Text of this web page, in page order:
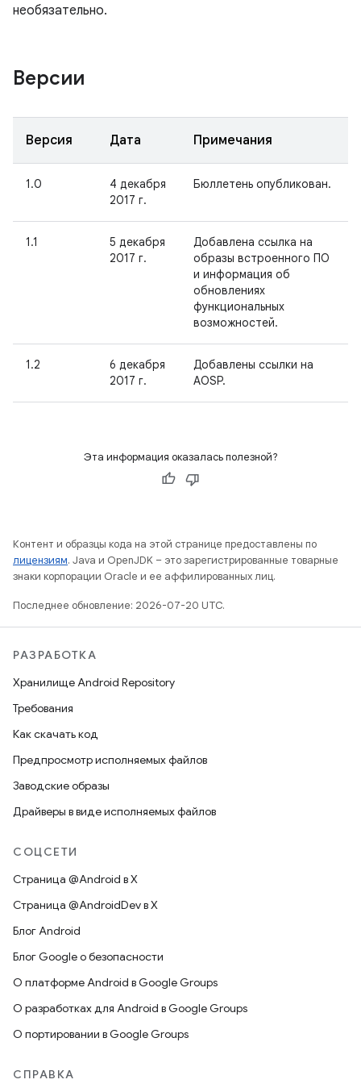
необязательно.
Версии
Версия Дата Примечания
1.0
4 декабря
2017 г.
Бюллетень опубликован.
1.1
5 декабря
2017 г.
Добавлена ссылка на
образы встроенного ПО
и информация об
обновлениях
функциональных
возможностей.
1.2
6 декабря
2017 г.
Добавлены ссылки на
AOSP.
Эта информация оказалась полезной?
Контент и образцы кода на этой странице предоставлены по
лицензиям. Java и OpenJDK – это зарегистрированные товарные
знаки корпорации Oracle и ее аффилированных лиц.
Последнее обновление: 2026-07-20 UTC.
РАЗРАБОТКА
Хранилище Android Repository
Требования
Как скачать код
Предпросмотр исполняемых файлов
Заводские образы
Драйверы в виде исполняемых файлов
СОЦСЕТИ
Страница @Android в X
Страница @AndroidDev в X
Блог Android
Блог Google о безопасности
О платформе Android в Google Groups
О разработках для Android в Google Groups
О портировании в Google Groups
СПРАВКА